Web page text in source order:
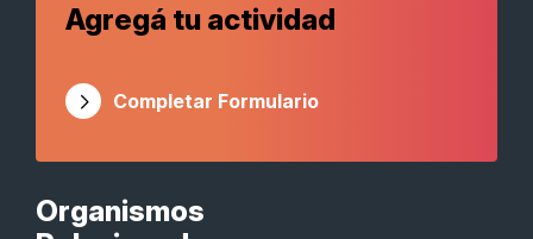
Organismos
Agregá tu actividad
Completar Formulario